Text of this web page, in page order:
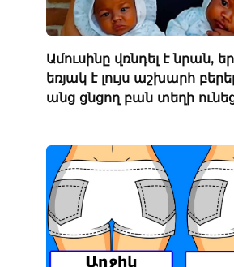
Ամուսինը վռնդել է նրան,
եռյակ է լույս աշխարհ
անց ցնցող բան տեղի